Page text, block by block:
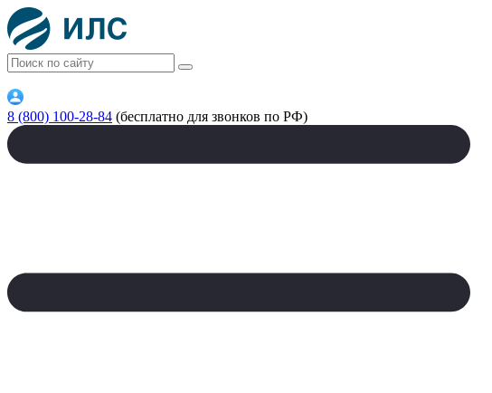
8 (800) 100-28-84 (бесплатно для звонков по РФ)